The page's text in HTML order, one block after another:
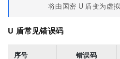
将由国密 U 盾变为虚拟
U 盾常见错误码
序号 错误码